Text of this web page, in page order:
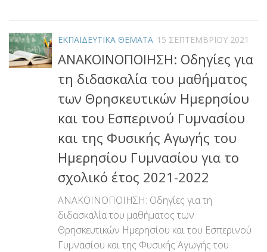
ΕΚΠΑΙΔΕΥΤΙΚΑ ΘΕΜΑΤΑ 15 ΣΕΠΤΕΜΒΡΊΟΥ 2021
ΑΝΑΚΟΙΝΟΠΟΙΗΣΗ: Οδηγίες για
τη διδασκαλία του μαθήματος
των Θρησκευτικών Ημερησίου
και του Εσπερινού Γυμνασίου
και της Φυσικής Αγωγής του
Ημερησίου Γυμνασίου για το
σχολικό έτος 2021-2022
ΑΝΑΚΟΙΝΟΠΟΙΗΣΗ: Οδηγίες για τη
διδασκαλία του μαθήματος των
Θρησκευτικών Ημερησίου και του Εσπερινού
Γυμνασίου και της Φυσικής Αγωγής του